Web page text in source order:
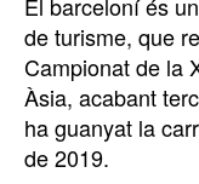
de turisme, que
Campionat de la
Àsia, acabant
ha guanyat la
de 2019.